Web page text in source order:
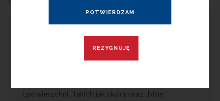
kład odpornościowy jest najlepszym
narzędziem, jakim dysponuje nasz
organizm, aby bronić się przed chorobami i
(„powierzchni”, takich jak skóra oraz „błon